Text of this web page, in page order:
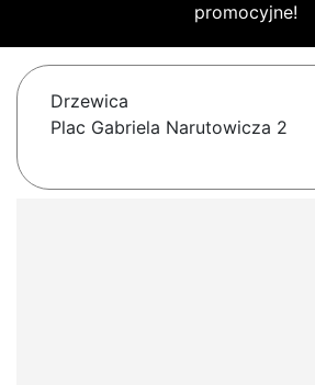
promocyjne!
Drzewica
Plac Gabriela Narutowicza 2